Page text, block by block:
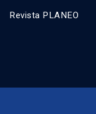
Revista PLANEO